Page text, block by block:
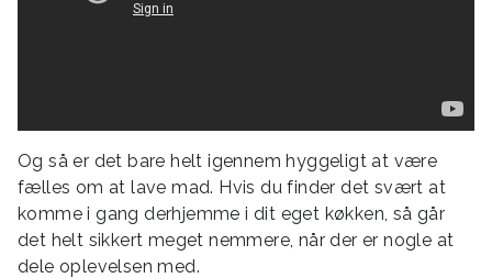
Og så er det bare helt igennem hyggeligt at være
fælles om at lave mad. Hvis du finder det svært at
komme i gang derhjemme i dit eget køkken, så går
det helt sikkert meget nemmere, når der er nogle at
dele oplevelsen med.